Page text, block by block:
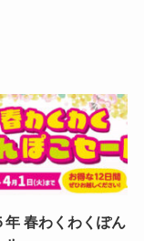
年 春わくわくぽん